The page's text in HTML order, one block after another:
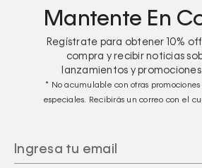
Mantente En
Regístrate para obtener 10%
compra y recibir noticias
lanzamientos y
* No acumulable con otras
especiales. Recibirás un correo con el